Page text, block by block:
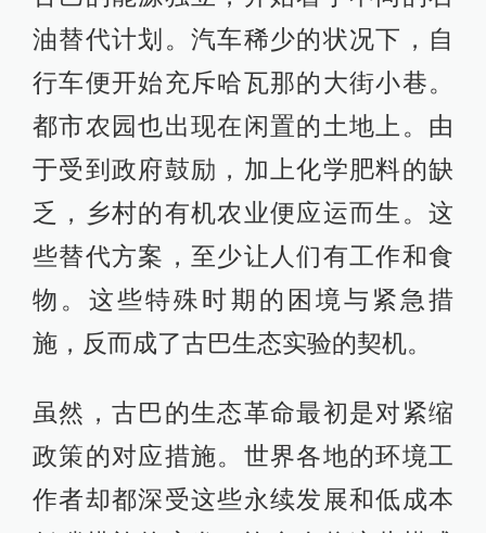
油替代计划。汽车稀少的状况下，自
行车便开始充斥哈瓦那的大街小巷。
都市农园也出现在闲置的土地上。由
于受到政府鼓励，加上化学肥料的缺
乏，乡村的有机农业便应运而生。这
些替代方案，至少让人们有工作和食
物。这些特殊时期的困境与紧急措
施，反而成了古巴生态实验的契机。
虽然，古巴的生态革命最初是对紧缩
政策的对应措施。世界各地的环境工
作者却都深受这些永续发展和低成本